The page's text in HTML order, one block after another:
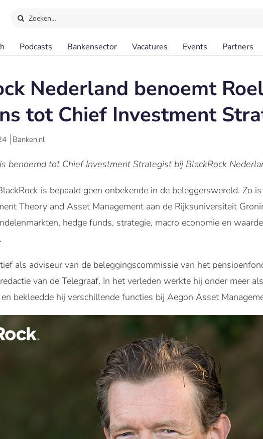
Zoeken…
Podcasts Bankensector Vacatures Events Partners
Nederland benoemt
tot Chief Investment
Banken.nl
benoemd tot Chief Investment Strategist bij BlackRock
is bepaald geen onbekende in de beleggerswereld. Zo
Theory and Asset Management aan de Rijksuniversiteit
hedge funds, strategie, macro economie en
als adviseur van de beleggingscommissie van het
van de Telegraaf. In het verleden werkte hij onder meer
bekleedde hij verschillende functies bij Aegon Asset